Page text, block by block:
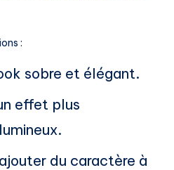
:
sobre et élégant.
effet plus
du caractère à